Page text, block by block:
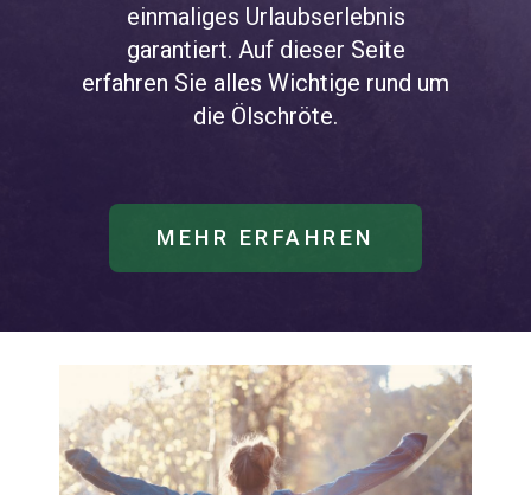
einmaliges Urlaubserlebnis
garantiert. Auf dieser Seite
erfahren Sie alles Wichtige rund um
die Ölschröte.
MEHR ERFAHREN